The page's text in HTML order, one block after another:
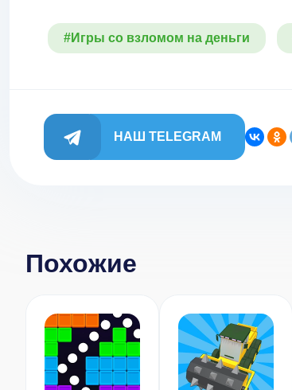
#Игры со взломом на деньги
НАШ TELEGRAM
Похожие